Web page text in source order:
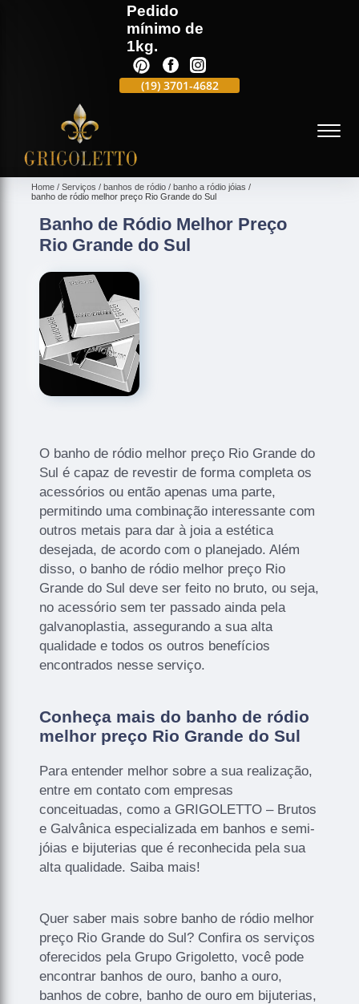
Pedido
mínimo de
1kg.
(19) 3701-4682 (19)
Home Serviços banhos de ródio
banho a ródio jóias
banho de ródio melhor preço Rio Grande do Sul
Banho de Ródio Melhor Preço
Rio Grande do Sul
O banho de ródio melhor preço Rio Grande do
Sul é capaz de revestir de forma completa os
acessórios ou então apenas uma parte,
permitindo uma combinação interessante com
outros metais para dar à joia a estética
desejada, de acordo com o planejado. Além
disso, o banho de ródio melhor preço Rio
Grande do Sul deve ser feito no bruto, ou seja,
no acessório sem ter passado ainda pela
galvanoplastia, assegurando a sua alta
qualidade e todos os outros benefícios
encontrados nesse serviço.
Conheça mais do banho de ródio
melhor preço Rio Grande do Sul
Para entender melhor sobre a sua realização,
entre em contato com empresas
conceituadas, como a GRIGOLETTO – Brutos
e Galvânica especializada em banhos e semi-
jóias e bijuterias que é reconhecida pela sua
alta qualidade. Saiba mais!
Quer saber mais sobre banho de ródio melhor
preço Rio Grande do Sul? Confira os serviços
oferecidos pela Grupo Grigoletto, você pode
encontrar banhos de ouro, banho a ouro,
banhos de cobre, banho de ouro em bijuterias,